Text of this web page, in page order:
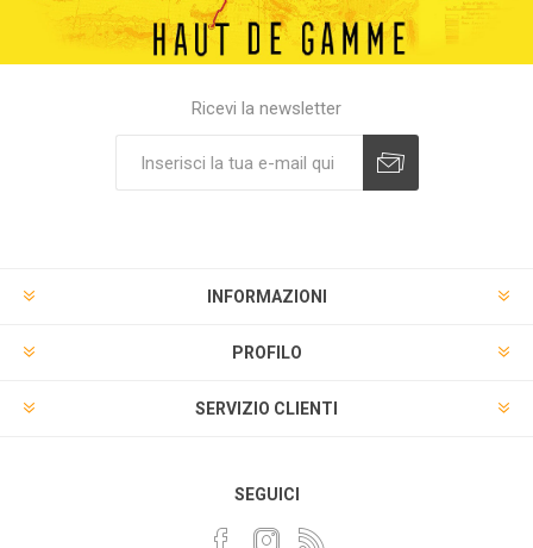
Ricevi la newsletter
INFORMAZIONI
PROFILO
SERVIZIO CLIENTI
SEGUICI